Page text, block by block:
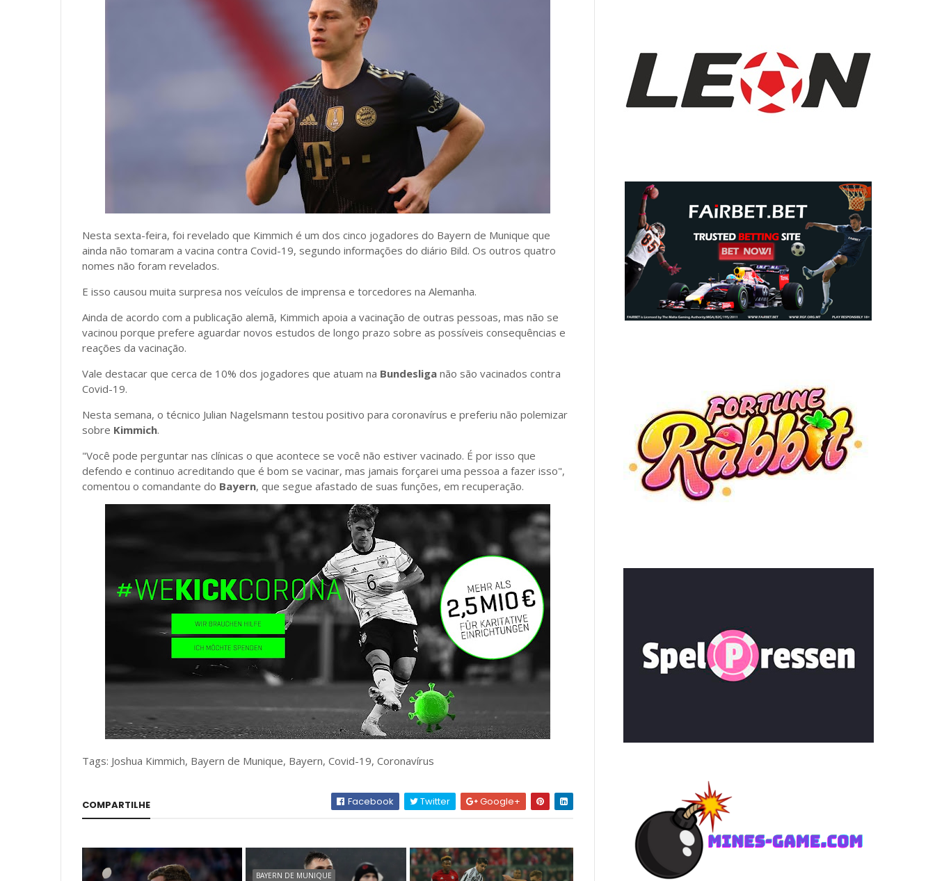
Nesta sexta-feira, foi revelado que Kimmich é um dos cinco jogadores do Bayern de Munique que
ainda não tomaram a vacina contra Covid-19, segundo informações do diário Bild. Os outros quatro
nomes não foram revelados.
E isso causou muita surpresa nos veículos de imprensa e torcedores na Alemanha.
Ainda de acordo com a publicação alemã, Kimmich apoia a vacinação de outras pessoas, mas não se
vacinou porque prefere aguardar novos estudos de longo prazo sobre as possíveis consequências e
reações da vacinação.
Vale destacar que cerca de 10% dos jogadores que atuam na Bundesliga não são vacinados contra
Covid-19.
Nesta semana, o técnico Julian Nagelsmann testou positivo para coronavírus e preferiu não polemizar
sobre Kimmich.
"Você pode perguntar nas clínicas o que acontece se você não estiver vacinado. É por isso que
defendo e continuo acreditando que é bom se vacinar, mas jamais forçarei uma pessoa a fazer isso",
comentou o comandante do Bayern, que segue afastado de suas funções, em recuperação.
Tags: Joshua Kimmich, Bayern de Munique, Bayern, Covid-19, Coronavírus
COMPARTILHE Facebook Twitter Google+
BAYERN DE MUNIQUE